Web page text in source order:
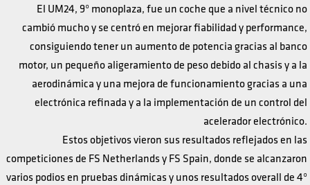
El UM24, 9º monoplaza, fue un coche que a nivel técnico no
cambió mucho y se centró en mejorar fiabilidad y performance,
consiguiendo tener un aumento de potencia gracias al banco
motor, un pequeño aligeramiento de peso debido al chasis y a la
aerodinámica y una mejora de funcionamiento gracias a una
electrónica refinada y a la implementación de un control del
acelerador electrónico.
Estos objetivos vieron sus resultados reflejados en las
competiciones de FS Netherlands y FS Spain, donde se alcanzaron
varios podios en pruebas dinámicas y unos resultados overall de 4º